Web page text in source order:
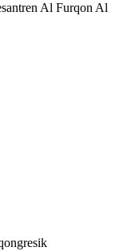
Al Furqon Al